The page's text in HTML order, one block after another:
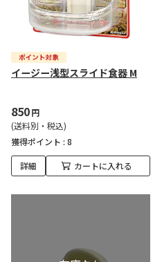
イージー浅型スライド食器 M
850円
(送料別・税込)
獲得ポイント : 8
詳細 カートに入れる